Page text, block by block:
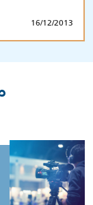
16/12/2013